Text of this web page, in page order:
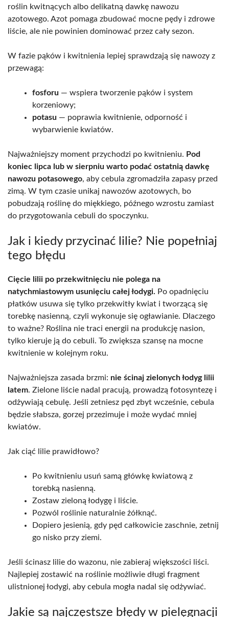
roślin kwitnących albo delikatną dawkę nawozu
azotowego. Azot pomaga zbudować mocne pędy i zdrowe
liście, ale nie powinien dominować przez cały sezon.
W fazie pąków i kwitnienia lepiej sprawdzają się nawozy z
przewagą:
fosforu — wspiera tworzenie pąków i system
korzeniowy;
potasu — poprawia kwitnienie, odporność i
wybarwienie kwiatów.
Najważniejszy moment przychodzi po kwitnieniu. Pod
koniec lipca lub w sierpniu warto podać ostatnią dawkę
nawozu potasowego, aby cebula zgromadziła zapasy przed
zimą. W tym czasie unikaj nawozów azotowych, bo
pobudzają roślinę do miękkiego, późnego wzrostu zamiast
do przygotowania cebuli do spoczynku.
Jak i kiedy przycinać lilie? Nie popełniaj
tego błędu
Cięcie lilii po przekwitnięciu nie polega na
natychmiastowym usunięciu całej łodygi. Po opadnięciu
płatków usuwa się tylko przekwitły kwiat i tworzącą się
torebkę nasienną, czyli wykonuje się ogławianie. Dlaczego
to ważne? Roślina nie traci energii na produkcję nasion,
tylko kieruje ją do cebuli. To zwiększa szansę na mocne
kwitnienie w kolejnym roku.
Najważniejsza zasada brzmi: nie ścinaj zielonych łodyg lilii
latem. Zielone liście nadal pracują, prowadzą fotosyntezę i
odżywiają cebulę. Jeśli zetniesz pęd zbyt wcześnie, cebula
będzie słabsza, gorzej przezimuje i może wydać mniej
kwiatów.
Jak ciąć lilie prawidłowo?
Po kwitnieniu usuń samą główkę kwiatową z
torebką nasienną.
Zostaw zieloną łodygę i liście.
Pozwól roślinie naturalnie żółknąć.
Dopiero jesienią, gdy pęd całkowicie zaschnie, zetnij
go nisko przy ziemi.
Jeśli ścinasz lilie do wazonu, nie zabieraj większości liści.
Najlepiej zostawić na roślinie możliwie długi fragment
ulistnionej łodygi, aby cebula mogła nadal się odżywiać.
Jakie są najczęstsze błędy w pielęgnacji